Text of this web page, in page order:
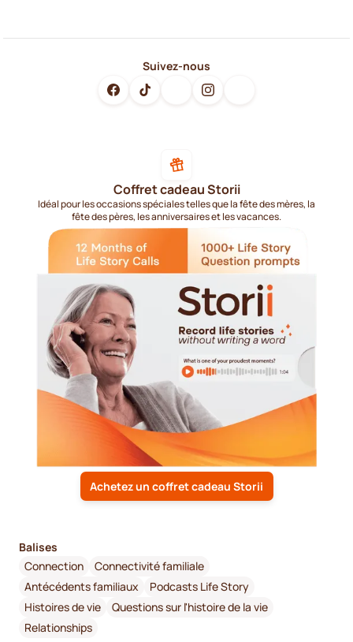
Suivez-nous
Coffret cadeau Storii
Idéal pour les occasions spéciales telles que la fête des mères, la
fête des pères, les anniversaires et les vacances.
Achetez un coffret cadeau Storii
Balises
Connection
Connectivité familiale
Antécédents familiaux
Podcasts Life Story
Histoires de vie
Questions sur l'histoire de la vie
Relationships